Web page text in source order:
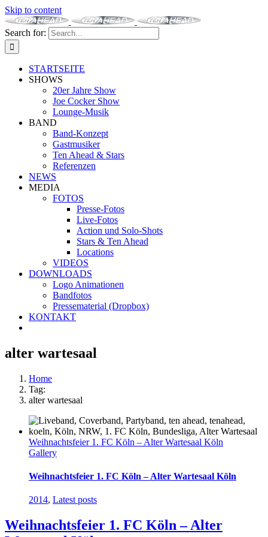
Skip to content
Search for:
STARTSEITE
SHOWS
20er Jahre Show
Joe Cocker Show
Lounge-Musik
BAND
Band-Konzept
Gastmusiker
Ten Ahead & Stars
Referenzen
NEWS
MEDIA
FOTOS
Presse-Fotos
Live-Fotos
Action und Solo-Shots
Stars & Ten Ahead
Locations
VIDEOS
DOWNLOADS
Logo Animationen
Bandfotos
Pressematerial (Dropbox)
KONTAKT
alter wartesaal
Home
Tag:
alter wartesaal
Weihnachtsfeier 1. FC Köln – Alter Wartesaal Köln
Gallery
Weihnachtsfeier 1. FC Köln – Alter Wartesaal Köln
2014, Latest posts
Weihnachtsfeier 1. FC Köln – Alter